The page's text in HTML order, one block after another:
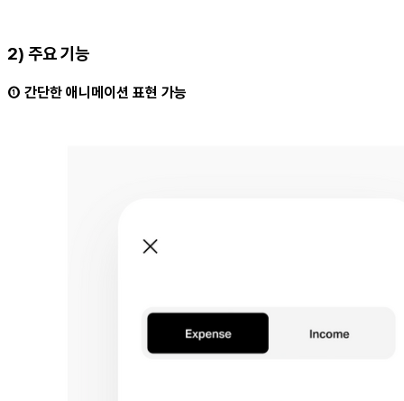
2) 주요 기능
① 간단한 애니메이션 표현 가능